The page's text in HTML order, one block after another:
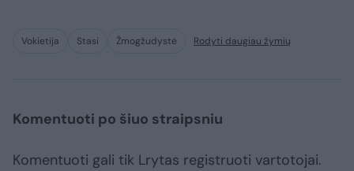
Vokietija Stasi Žmogžudystė Rodyti daugiau žymių
Komentuoti po šiuo straipsniu
Komentuoti gali tik Lrytas registruoti vartotojai.